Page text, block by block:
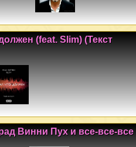
(feat. Slim) (Текст
Винни Пух и все-все-все